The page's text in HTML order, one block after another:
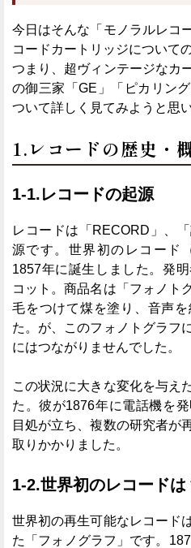
今日はそんな「モノラルレコ
コードカートリッジについて
つまり、超ヴィンテージなカ
の御三家「GE」「ピカリン
ついて詳しく見てみようと思い
1.レコードの歴史・
1-1.レコードの起源
レコードは「RECORD」、
源です。世界初のレコード
1857年に誕生しました。発
コット。商品名は「フォノト
毛をつけて煤を塗り、音声
た。が、このフォノトグラフ
にはつながりませんでした。
この状況に大きな変化を与え
た。彼が1876年に電話機を
目処が立ち、複数の研究者が
取りかかりました。
1-2.世界初のレコードは
世界初の再生可能なレコード
た「フォノグラフ」です。